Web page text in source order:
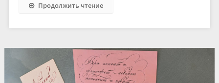
Продолжить чтение